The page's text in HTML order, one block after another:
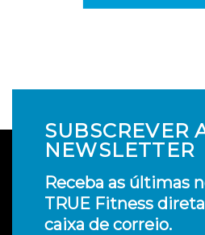
SUBSCREVER
NEWSLETTER
Receba as últimas
TRUE Fitness
caixa de correio.